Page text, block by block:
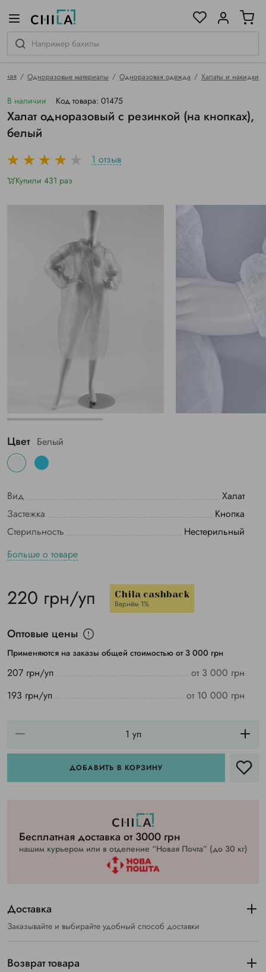
Одноразовые материалы Одноразовая одежда Халаты и накидки
В наличии Код товара: 01475
Халат одноразовый с резинкой (на кнопках),
белый
1 отзыв
Купили 431 раз
Цвет Белый
Вид
Халат
Застежка
Кнопка
Стерильность
Нестерильный
Больше о товаре
220 грн/уп Chila cashback
Вернём 1%
Оптовые цены
Применяются на заказы общей стоимостью от 3 000 грн
207 грн/уп
от 3 000 грн
193 грн/уп
от 10 000 грн
ДОБАВИТЬ В КОРЗИНУ
Бесплатная доставка от 3000 грн
нашим курьером или в отделение “Новая Почта” (до 30 кг)
Доставка
Заказывайте и выбирайте удобный способ доставки
Возврат товара
гамме